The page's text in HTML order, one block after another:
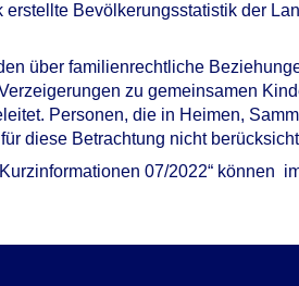
Bevölkerungsstatistik der
über familienrechtliche
zu gemein­samen
Per­sonen, die in Heimen,
diese Betrachtung nicht
07/2022“ können